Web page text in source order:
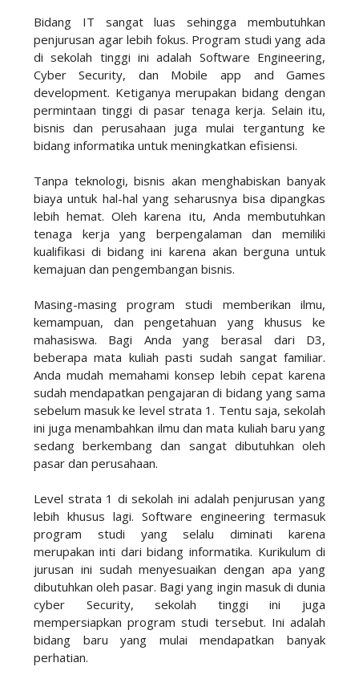
Bidang IT sangat luas sehingga membutuhkan
penjurusan agar lebih fokus. Program studi yang ada
di sekolah tinggi ini adalah Software Engineering,
Cyber Security, dan Mobile app and Games
development. Ketiganya merupakan bidang dengan
permintaan tinggi di pasar tenaga kerja. Selain itu,
bisnis dan perusahaan juga mulai tergantung ke
bidang informatika untuk meningkatkan efisiensi.
Tanpa teknologi, bisnis akan menghabiskan banyak
biaya untuk hal-hal yang seharusnya bisa dipangkas
lebih hemat. Oleh karena itu, Anda membutuhkan
tenaga kerja yang berpengalaman dan memiliki
kualifikasi di bidang ini karena akan berguna untuk
kemajuan dan pengembangan bisnis.
Masing-masing program studi memberikan ilmu,
kemampuan, dan pengetahuan yang khusus ke
mahasiswa. Bagi Anda yang berasal dari D3,
beberapa mata kuliah pasti sudah sangat familiar.
Anda mudah memahami konsep lebih cepat karena
sudah mendapatkan pengajaran di bidang yang sama
sebelum masuk ke level strata 1. Tentu saja, sekolah
ini juga menambahkan ilmu dan mata kuliah baru yang
sedang berkembang dan sangat dibutuhkan oleh
pasar dan perusahaan.
Level strata 1 di sekolah ini adalah penjurusan yang
lebih khusus lagi. Software engineering termasuk
program studi yang selalu diminati karena
merupakan inti dari bidang informatika. Kurikulum di
jurusan ini sudah menyesuaikan dengan apa yang
dibutuhkan oleh pasar. Bagi yang ingin masuk di dunia
cyber Security, sekolah tinggi ini juga
mempersiapkan program studi tersebut. Ini adalah
bidang baru yang mulai mendapatkan banyak
perhatian.